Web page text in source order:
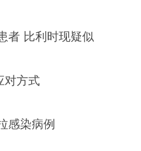
者 比利时现疑似
对方式
感染病例